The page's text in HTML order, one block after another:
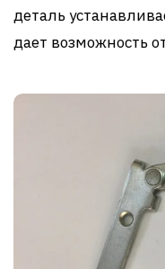
деталь
дает возможность